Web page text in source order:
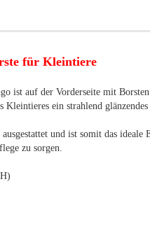
für Kleintiere
ist auf der Vorderseite mit
Kleintieres ein strahlend
und ist somit das
zu sorgen.